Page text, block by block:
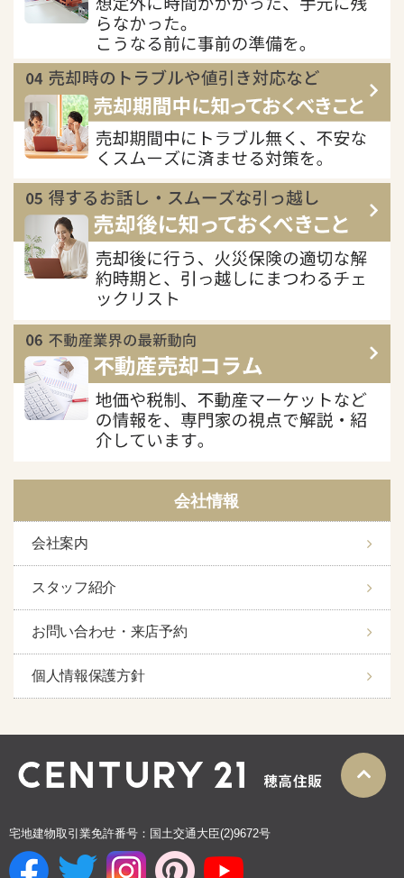
会社情報
会社案内
スタッフ紹介
お問い合わせ・来店予約
個人情報保護方針
宅地建物取引業免許番号：国土交通大臣(2)9672号